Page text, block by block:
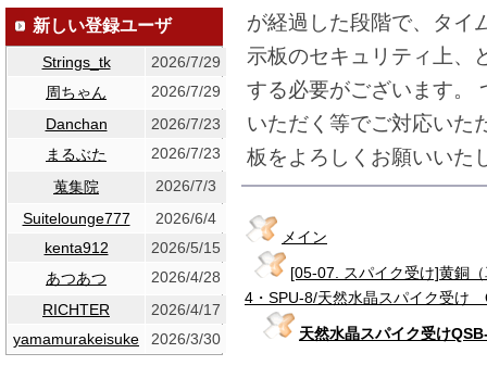
が経過した段階で、タイ
示板のセキュリティ上、
する必要がございます。
いただく等でご対応いた
板をよろしくお願いいた
メイン
[05-07. スパイク受け]黄銅
4・SPU-8/天然水晶スパイク受け
天然水晶スパイク受け
新しい登録ユーザ
Strings_tk
2026/7/29
周ちゃん
2026/7/29
Danchan
2026/7/23
まるぶた
2026/7/23
蒐集院
2026/7/3
Suitelounge777
2026/6/4
kenta912
2026/5/15
あつあつ
2026/4/28
RICHTER
2026/4/17
yamamurakeisuke
2026/3/30